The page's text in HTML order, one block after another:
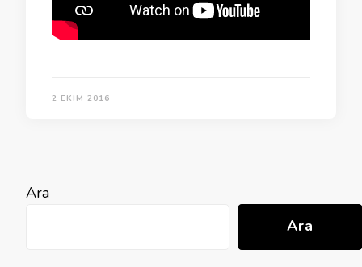
2 EKIM 2016
Ara
Ara